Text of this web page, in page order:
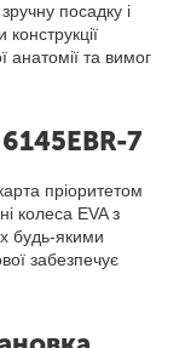
посадку і
анатомії та вимог
7
пріоритетом
колеса EVA з
будь-якими
забезпечує